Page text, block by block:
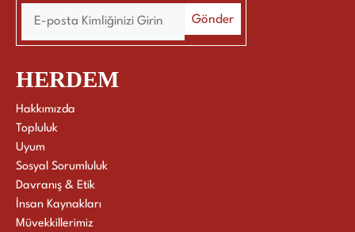
HERDEM
Hakkımızda
Topluluk
Uyum
Sosyal Sorumluluk
Davranış & Etik
İnsan Kaynakları
Müvekkillerimiz